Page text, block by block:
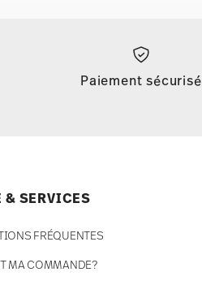
Paiement sécurisé
& SERVICES
FRÉQUENTES
MA COMMANDE?